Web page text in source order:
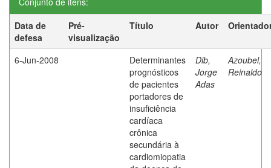
Data de
defesa
Pré-
visualização
Título Autor
6-Jun-2008
Determinantes
prognósticos
de pacientes
portadores de
insuficiência
cardíaca
crônica
secundária à
cardiomiopatia
Dib,
Jorge
Adas
Azoubel,
Reinaldo